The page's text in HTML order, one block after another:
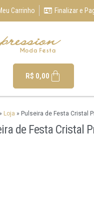
Carrinho Finalizar e
R$ 0,00
Loja » Pulseira de Festa Cristal
de Festa Cristal